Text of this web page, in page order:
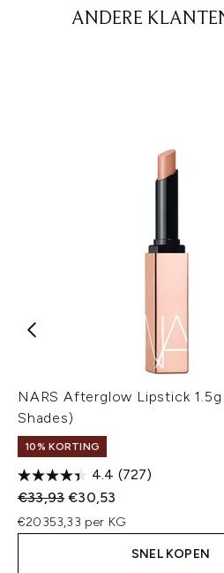
ANDERE
NARS Afterglow Lipstick 1.5g
Shades)
10% KORTING
4.4 (727)
Recommended Retail Price:
€33,93Huidige prijs:
€30,53
€20353,33 per KG
SNEL KOPEN